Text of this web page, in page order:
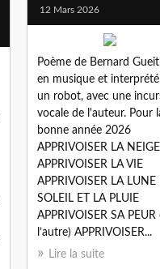
12 Mars 2026
Poème de Bernard
en musique et
un robot, avec une
vocale de l'auteur. Pour
bonne année 2026
APPRIVOISER LA NEIGE
APPRIVOISER LA VIE
APPRIVOISER LA LUNE
SOLEIL ET LA PLUIE
APPRIVOISER SA PEUR
l’autre) APPRIVOISER...
Lire la suite